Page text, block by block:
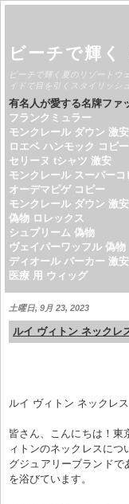
ビーチで輝
ビーチで輝く夏のリゾートウ
イドで目を引くスタイリッシ
有名人が愛する名牌ファ
フランクミュラー
モンクレール ダウン 激安
ロエベ ハンモック コピー
セリーヌ tシャツ 激安
モンクレール スーパーコ
オーデマピゲ コピー
モンクレール ダウン 激
偽物 ロレックス
シュプリーム 偽物
ヴェイパーワッフル 偽物
ディオール パーカー 激安
医療 用 ウィッグ
土曜日, 9月 23, 2023
ルイ ヴィトン ネックレ
ルイ ヴィトン ネックレ
皆さん、こんにちは！東
ィトンのネックレスに
グジュアリーブランド
を浴びています。